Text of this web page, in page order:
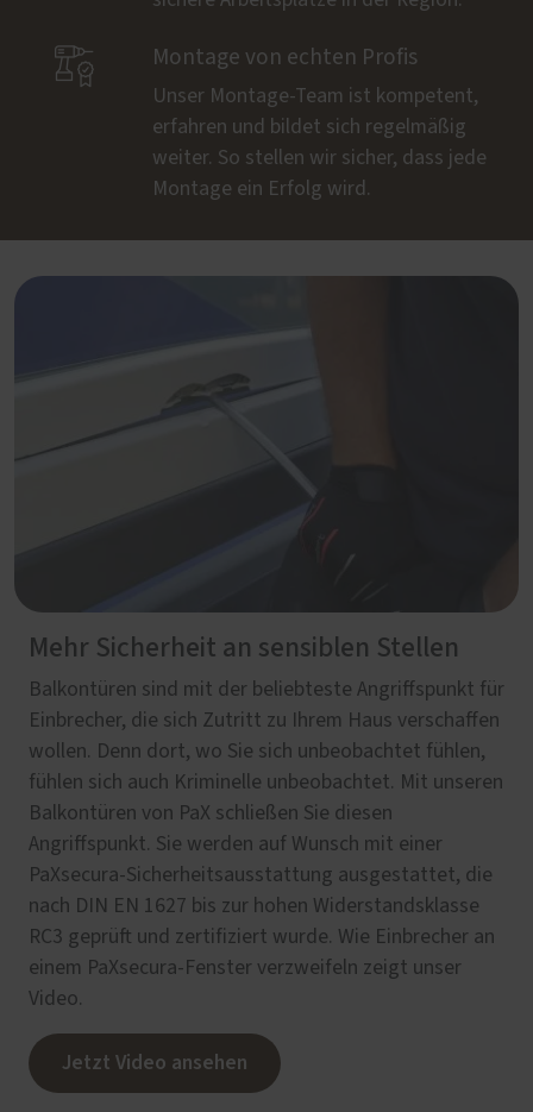
 Montage von echten Profis
Unser Montage-Team ist kompetent,
erfahren und bildet sich regelmäßig
weiter. So stellen wir sicher, dass jede
Montage ein Erfolg wird.
Mehr Sicherheit an sensiblen Stellen
Balkontüren sind mit der beliebteste Angriffspunkt für
Einbrecher, die sich Zutritt zu Ihrem Haus verschaffen
wollen. Denn dort, wo Sie sich unbeobachtet fühlen,
fühlen sich auch Kriminelle unbeobachtet. Mit unseren
Balkontüren von PaX schließen Sie diesen
Angriffspunkt. Sie werden auf Wunsch mit einer
PaXsecura-Sicherheitsausstattung ausgestattet, die
nach DIN EN 1627 bis zur hohen Widerstandsklasse
RC3 geprüft und zertifiziert wurde. Wie Einbrecher an
einem PaXsecura-Fenster verzweifeln zeigt unser
Video.
Jetzt Video ansehen